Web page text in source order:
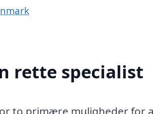
rette specialist
to primære muligheder for